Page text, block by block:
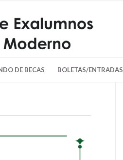
DE BECAS BOLETAS/ENTRADAS